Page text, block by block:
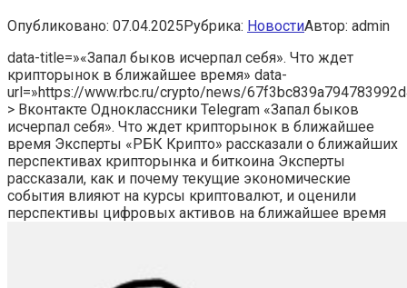
Опубликовано: 07.04.2025Рубрика: НовостиАвтор: admin
data-title=»«Запал быков исчерпал себя». Что ждет
крипторынок в ближайшее время» data-
url=»https://www.rbc.ru/crypto/news/
> Вконтакте Одноклассники Telegram «Запал быков
исчерпал себя». Что ждет крипторынок в ближайшее
время Эксперты «РБК Крипто» рассказали о ближайших
перспективах крипторынка и биткоина Эксперты
рассказали, как и почему текущие экономические
события влияют на курсы криптовалют, и оценили
перспективы цифровых активов на ближайшее время